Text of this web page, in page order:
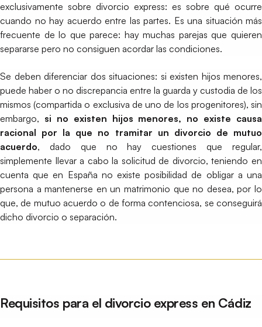
exclusivamente sobre divorcio express: es sobre qué ocurre
cuando no hay acuerdo entre las partes. Es una situación más
frecuente de lo que parece: hay muchas parejas que quieren
separarse pero no consiguen acordar las condiciones.
Se deben diferenciar dos situaciones: si existen hijos menores,
puede haber o no discrepancia entre la guarda y custodia de los
mismos (compartida o exclusiva de uno de los progenitores), sin
embargo, si no existen hijos menores, no existe causa
racional por la que no tramitar un divorcio de mutuo
acuerdo, dado que no hay cuestiones que regular,
simplemente llevar a cabo la solicitud de divorcio, teniendo en
cuenta que en España no existe posibilidad de obligar a una
persona a mantenerse en un matrimonio que no desea, por lo
que, de mutuo acuerdo o de forma contenciosa, se conseguirá
dicho divorcio o separación.
Requisitos para el divorcio express en Cádiz